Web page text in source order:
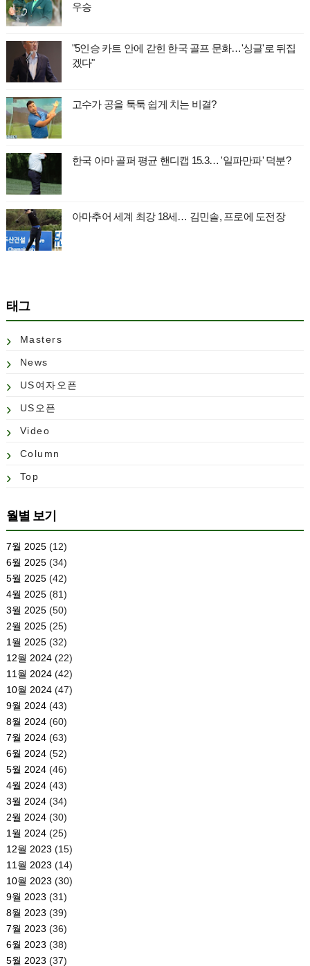
우승
"5인승 카트 안에 갇힌 한국 골프 문화…'싱글'로 뒤집
겠다"
고수가 공을 툭툭 쉽게 치는 비결?
한국 아마 골퍼 평균 핸디캡 15.3… '일파만파' 덕분?
아마추어 세계 최강 18세… 김민솔, 프로에 도전장
태그
Masters
News
US여자오픈
US오픈
Video
Column
Top
월별 보기
7월 2025(12)
6월 2025(34)
5월 2025(42)
4월 2025(81)
3월 2025(50)
2월 2025(25)
1월 2025(32)
12월 2024(22)
11월 2024(42)
10월 2024(47)
9월 2024(43)
8월 2024(60)
7월 2024(63)
6월 2024(52)
5월 2024(46)
4월 2024(43)
3월 2024(34)
2월 2024(30)
1월 2024(25)
12월 2023 (15)
11월 2023 (14)
10월 2023 (30)
9월 2023 (31)
8월 2023 (39)
7월 2023 (36)
6월 2023 (38)
5월 2023 (37)